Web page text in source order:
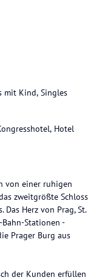
mit Kind, Singles
Hotel
von einer ruhigen
zweitgrößte Schloss
Herz von Prag, St.
Stationen -
Prager Burg aus
der Kunden erfüllen